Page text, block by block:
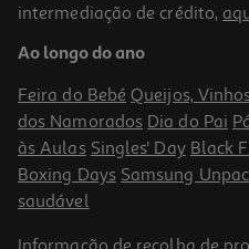
Porta Moedas Silicone K-Pop
5.99 €/un
5,99 €
intermediação de crédito,
Ao longo do ano
Feira do Bebé Queijos,
dos Namorados Dia do Pai
às Aulas Singles' Day Black
Boxing Days Samsung
saudável